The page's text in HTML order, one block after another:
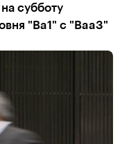
субботу
"Ba1" с "Baa3"